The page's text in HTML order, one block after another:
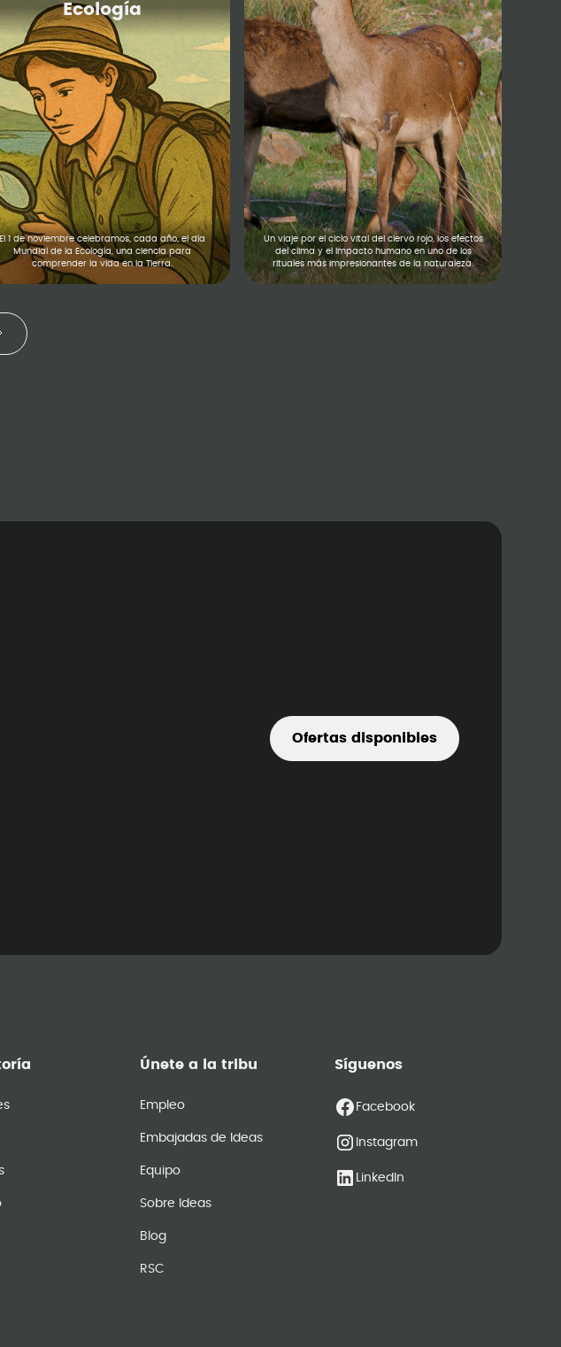
Ecología
El 1 de noviembre celebramos, cada año, el día
Mundial de la Ecología, una ciencia para
comprender la vida en la Tierra.
Un viaje por el ciclo vital del ciervo rojo, los efectos
del clima y el impacto humano en uno de los
rituales más impresionantes de la naturaleza.
Ofertas disponibles
Únete a la tribu
Empleo
Embajadas de Ideas
Equipo
Sobre Ideas
Blog
RSC
Síguenos
Facebook
Instagram
LinkedIn